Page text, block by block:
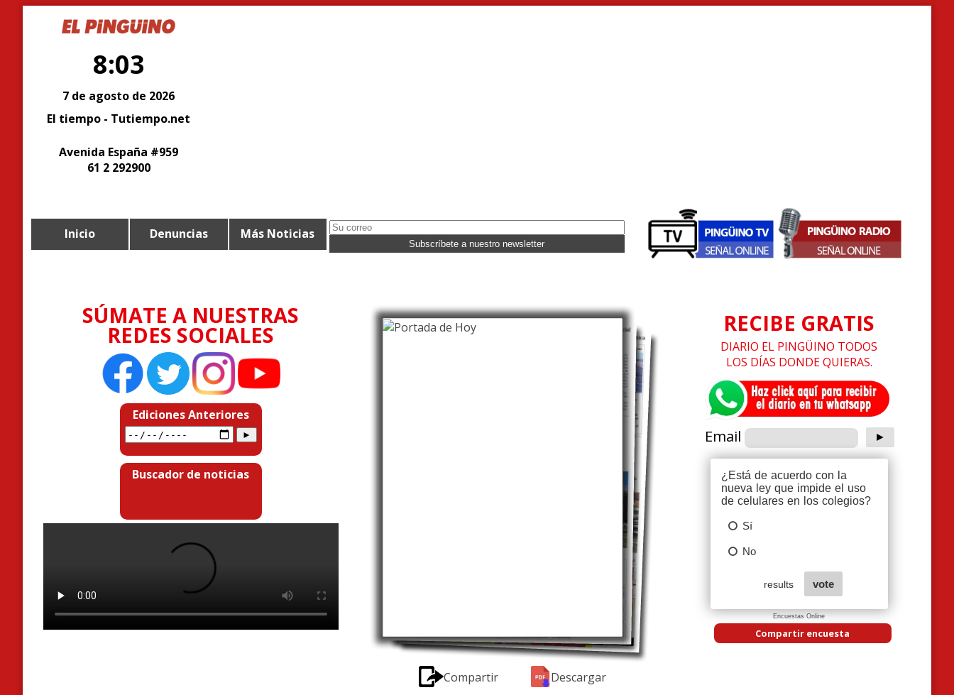
8:03
7 de agosto de 2026
El tiempo - Tutiempo.net
Avenida España #959
61 2 292900
Inicio Denuncias Más Noticias
SÚMATE A NUESTRAS
REDES SOCIALES
Ediciones Anteriores
Buscador de noticias
Compartir Descargar
RECIBE GRATIS
DIARIO EL PINGÜINO TODOS
LOS DÍAS DONDE QUIERAS.
Email
Encuestas Online
Compartir encuesta